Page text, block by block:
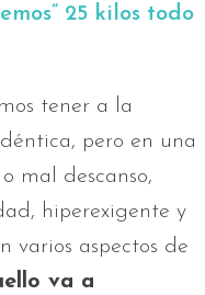
25 kilos todo
tener a la
pero en una
mal descanso,
hiperexigente y
varios aspectos de
va a